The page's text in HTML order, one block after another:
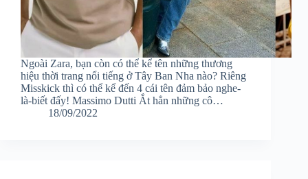
Ngoài Zara, bạn còn có thể kể tên những thương
hiệu thời trang nổi tiếng ở Tây Ban Nha nào? Riêng
Misskick thì có thể kể đến 4 cái tên đảm bảo nghe-
là-biết đấy! Massimo Dutti Ắt hẳn những cô…
18/09/2022